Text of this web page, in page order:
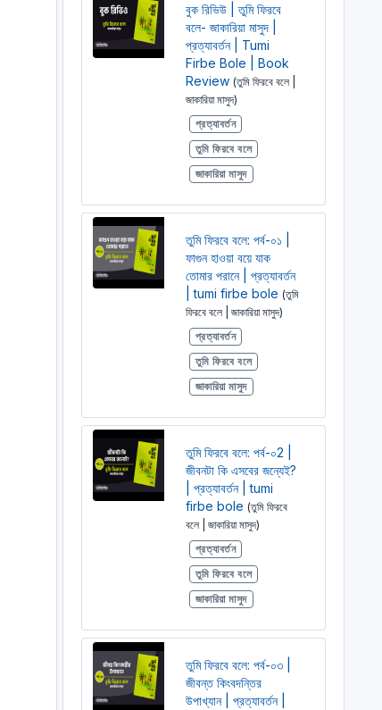
বুক রিভিউ | তুমি ফিরবে
বলে- জাকারিয়া মাসুদ |
প্রত্যাবর্তন | Tumi
Firbe Bole | Book
Review (তুমি ফিরবে বলে |
জাকারিয়া মাসুদ)
প্রত্যাবর্তন
তুমি ফিরবে বলে
জাকারিয়া মাসুদ
তুমি ফিরবে বলে: পর্ব-০১ |
ফাগুন হাওয়া বয়ে যাক
তোমার পরানে | প্রত্যাবর্তন
| tumi firbe bole (তুমি
ফিরবে বলে | জাকারিয়া মাসুদ)
প্রত্যাবর্তন
তুমি ফিরবে বলে
জাকারিয়া মাসুদ
তুমি ফিরবে বলে: পর্ব-০2 |
জীবনটা কি এসবের জন্যেই?
| প্রত্যাবর্তন | tumi
firbe bole (তুমি ফিরবে
বলে | জাকারিয়া মাসুদ)
প্রত্যাবর্তন
তুমি ফিরবে বলে
জাকারিয়া মাসুদ
তুমি ফিরবে বলে: পর্ব-০৩ |
জীবন্ত কিংবদন্তির
উপাখ্যান | প্রত্যাবর্তন |